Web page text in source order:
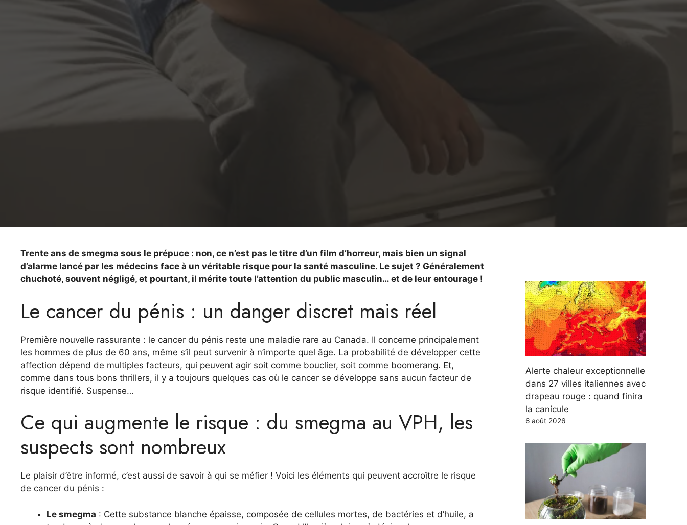
Trente ans de smegma sous le prépuce : non, ce n’est pas le titre d’un film d’horreur, mais bien un signal
d’alarme lancé par les médecins face à un véritable risque pour la santé masculine. Le sujet ? Généralement
chuchoté, souvent négligé, et pourtant, il mérite toute l’attention du public masculin… et de leur entourage !
Le cancer du pénis : un danger discret mais réel
Première nouvelle rassurante : le cancer du pénis reste une maladie rare au Canada. Il concerne principalement
les hommes de plus de 60 ans, même s’il peut survenir à n’importe quel âge. La probabilité de développer cette
affection dépend de multiples facteurs, qui peuvent agir soit comme bouclier, soit comme boomerang. Et,
comme dans tous bons thrillers, il y a toujours quelques cas où le cancer se développe sans aucun facteur de
risque identifié. Suspense…
Ce qui augmente le risque : du smegma au VPH, les
suspects sont nombreux
Le plaisir d’être informé, c’est aussi de savoir à qui se méfier ! Voici les éléments qui peuvent accroître le risque
de cancer du pénis :
Le smegma : Cette substance blanche épaisse, composée de cellules mortes, de bactéries et d’huile, a
Alerte chaleur exceptionnelle
dans 27 villes italiennes avec
drapeau rouge : quand finira
la canicule
6 août 2026